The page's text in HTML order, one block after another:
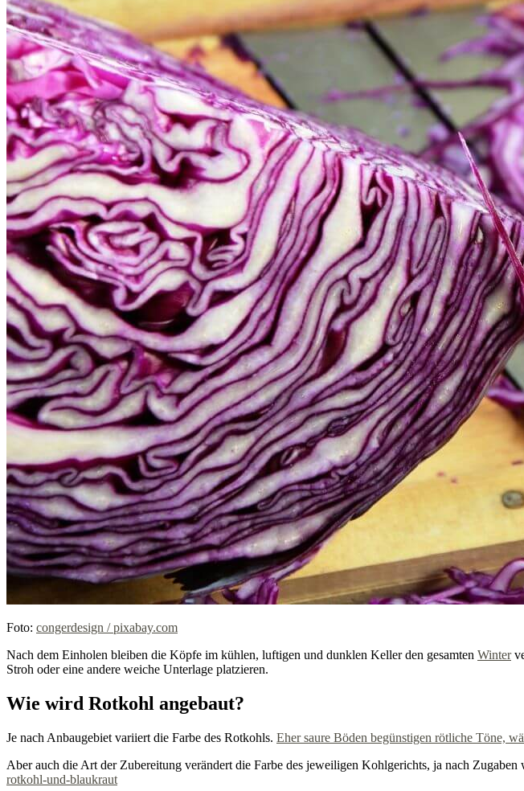
Foto: congerdesign / pixabay.com
Nach dem Einholen bleiben die Köpfe im kühlen, luftigen und dunklen Keller den gesamten Winter
Stroh oder eine andere weiche Unterlage platzieren.
Wie wird Rotkohl angebaut?
Je nach Anbaugebiet variiert die Farbe des Rotkohls. Eher saure Böden begünstigen rötliche Töne,
Aber auch die Art der Zubereitung verändert die Farbe des jeweiligen Kohlgerichts, ja nach
rotkohl-und-blaukraut